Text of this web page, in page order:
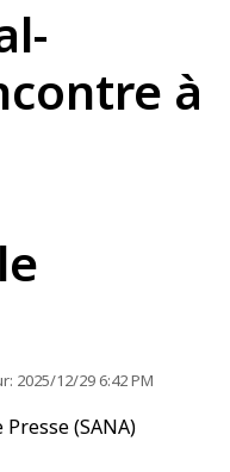
à
2025/12/29 6:42 PM